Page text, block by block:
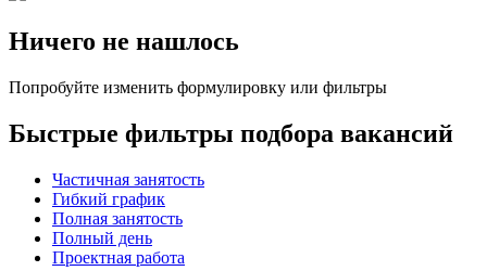
Ничего не нашлось
Попробуйте изменить формулировку или фильтры
Быстрые фильтры подбора вакансий
Частичная занятость
Гибкий график
Полная занятость
Полный день
Проектная работа